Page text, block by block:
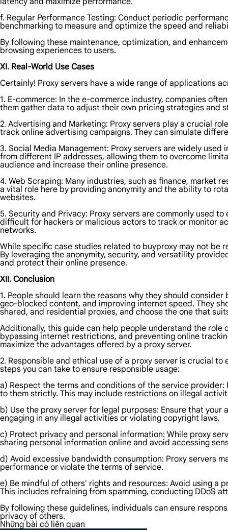
f. Regular Performance Testing: Conduct periodic
benchmarking to measure and optimize the speed and
By following these maintenance, optimization, and
browsing experiences to users.
XI. Real-World Use Cases
Certainly! Proxy servers have a wide range of applications
1. E-commerce: In the e-commerce industry, companies
them gather data to adjust their own pricing strategies and
2. Advertising and Marketing: Proxy servers play a crucial
track online advertising campaigns. They can simulate
3. Social Media Management: Proxy servers are widely
from different IP addresses, allowing them to overcome
audience and increase their online presence.
4. Web Scraping: Many industries, such as finance, market
a vital role here by providing anonymity and the ability to
websites.
5. Security and Privacy: Proxy servers are commonly used
difficult for hackers or malicious actors to track or monitor
networks.
While specific case studies related to buyproxy may not be
By leveraging the anonymity, security, and versatility
and protect their online presence.
XII. Conclusion
1. People should learn the reasons why they should
geo-blocked content, and improving internet speed. They
shared, and residential proxies, and choose the one that
Additionally, this guide can help people understand the
bypassing internet restrictions, and preventing online
maximize the advantages offered by a proxy server.
2. Responsible and ethical use of a proxy server is crucial
steps you can take to ensure responsible usage:
a) Respect the terms and conditions of the service
to them strictly. This may include restrictions on illegal
b) Use the proxy server for legal purposes: Ensure that
engaging in any illegal activities or violating copyright laws.
c) Protect privacy and personal information: While proxy
sharing personal information online and avoid accessing
d) Avoid excessive bandwidth consumption: Proxy servers
performance or violate the terms of service.
e) Be mindful of others' rights and resources: Avoid using a
This includes refraining from spamming, conducting DDoS
By following these guidelines, individuals can ensure
privacy of others.
Những bài có liên quan